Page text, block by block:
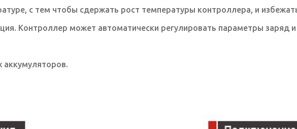
с тем чтобы сдержать рост температуры контроллера, и
Контроллер может автоматически регулировать параметры заряд